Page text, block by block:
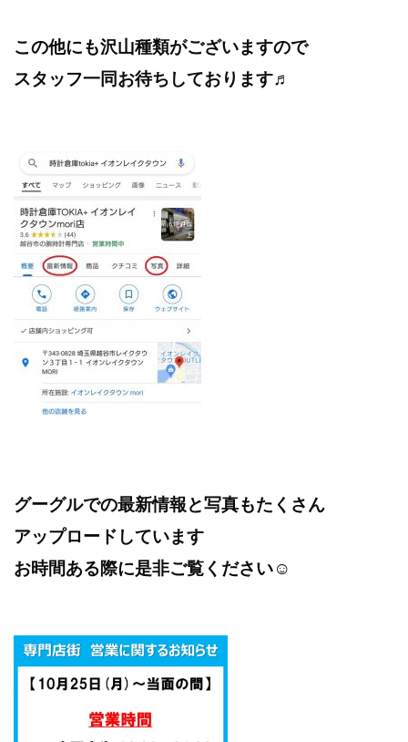
この他にも沢山種類がございますので
スタッフ一同お待ちしております♬
グーグルでの最新情報と写真もたくさん
アップロードしています
お時間ある際に是非ご覧ください☺